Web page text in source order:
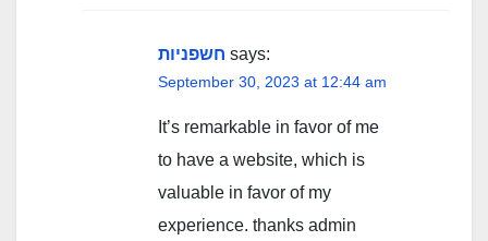
חשפניות says:
September 30, 2023 at 12:44 am
It’s remarkable in favor of me
to have a website, which is
valuable in favor of my
experience. thanks admin